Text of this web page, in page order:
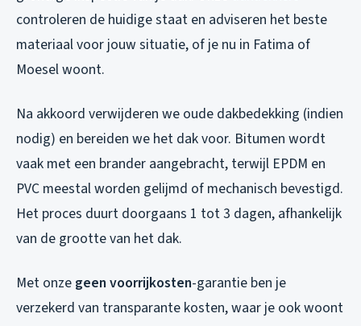
controleren de huidige staat en adviseren het beste
materiaal voor jouw situatie, of je nu in Fatima of
Moesel woont.
Na akkoord verwijderen we oude dakbedekking (indien
nodig) en bereiden we het dak voor. Bitumen wordt
vaak met een brander aangebracht, terwijl EPDM en
PVC meestal worden gelijmd of mechanisch bevestigd.
Het proces duurt doorgaans 1 tot 3 dagen, afhankelijk
van de grootte van het dak.
Met onze geen voorrijkosten-garantie ben je
verzekerd van transparante kosten, waar je ook woont